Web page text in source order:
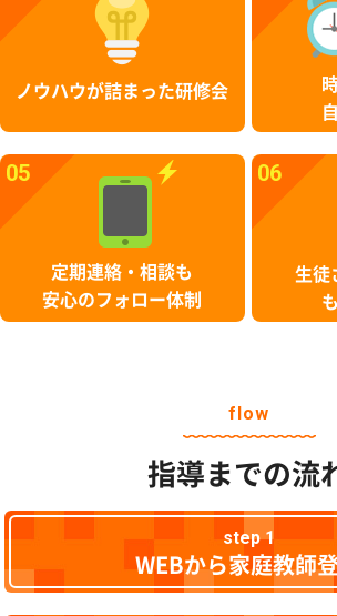
ノウハウが詰まった研修会
05
定期連絡・相談も
安心のフォロー体制
06
生徒
flow
指導までの流
step 1
WEBから家庭教師